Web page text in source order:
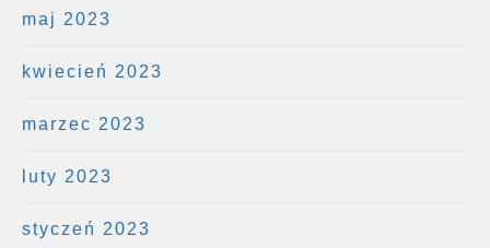
maj 2023
kwiecień 2023
marzec 2023
luty 2023
styczeń 2023